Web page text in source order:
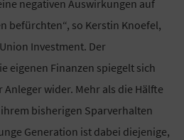
negativen Auswirkungen auf
befürchten“, so Kerstin Knoefel,
Investment. Der
eigenen Finanzen spiegelt sich
wider. Mehr als die Hälfte
bisherigen Sparverhalten
Generation ist dabei diejenige,